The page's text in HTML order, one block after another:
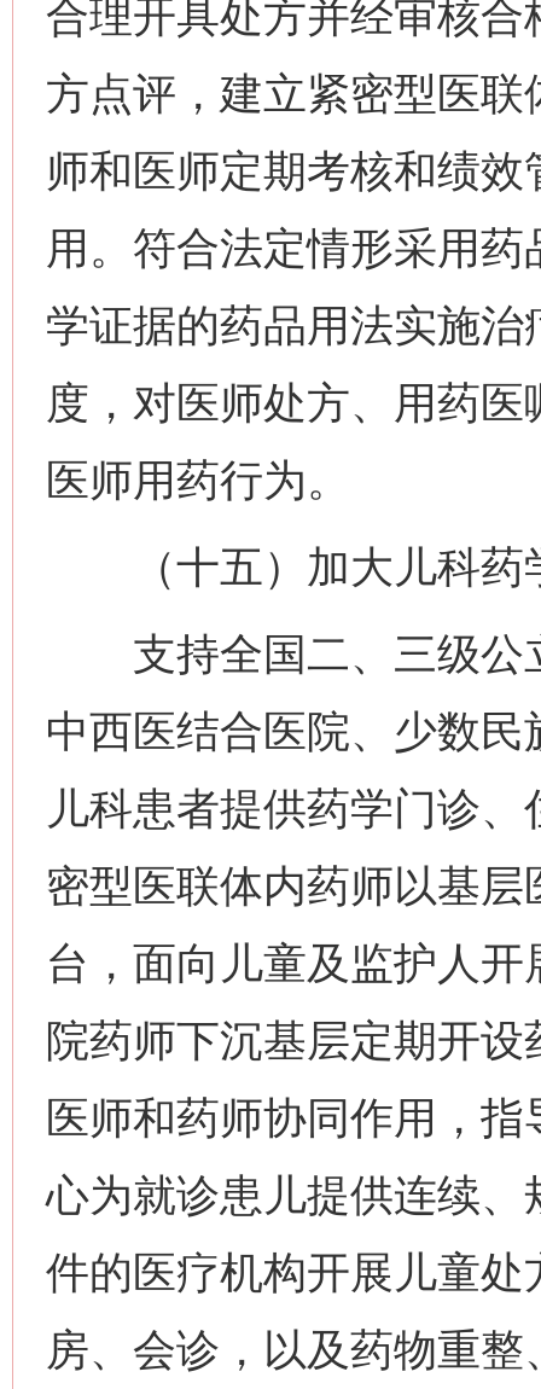
合理开具处方并经审核
方点评，建立紧密型医
师和医师定期考核和绩
用。符合法定情形采用
学证据的药品用法实施
度，对医师处方、用药
医师用药行为。
（十五）加大儿科药
支持全国二、三级公
中西医结合医院、少数
儿科患者提供药学门诊
密型医联体内药师以基
台，面向儿童及监护人
院药师下沉基层定期开
医师和药师协同作用，
心为就诊患儿提供连续
件的医疗机构开展儿童
房、会诊，以及药物重